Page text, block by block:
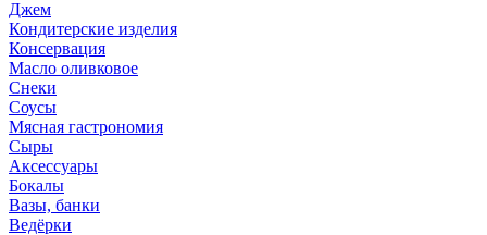
Джем
Кондитерские изделия
Консервация
Масло оливковое
Снеки
Соусы
Мясная гастрономия
Сыры
Аксессуары
Бокалы
Вазы, банки
Ведёрки